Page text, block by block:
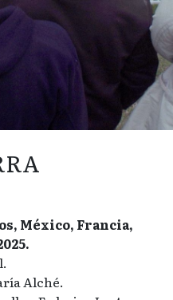
México, Francia,
Alché.